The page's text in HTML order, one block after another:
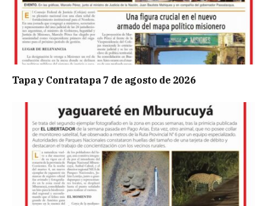
Tapa y Contratapa 7 de agosto de 2026